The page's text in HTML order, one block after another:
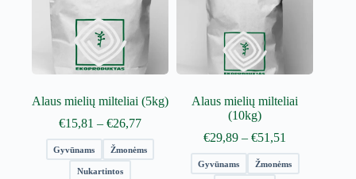
Alaus mielių milteliai (5kg)
€15,81 – €26,77Price
range:
€15,81
Gyvūnams Žmonėms
Nukartintos
Alaus mielių milteliai
(10kg)
€29,89 – €51,51
range:
€29,89
Gyvūnams Žmonėms